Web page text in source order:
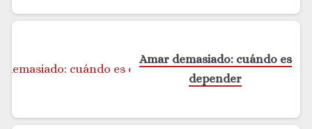
Amar demasiado: cuándo es
depender